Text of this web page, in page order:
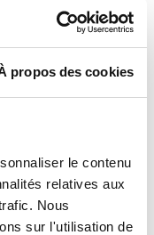
propos des cookies
le contenu
relatives aux
Nous
sur l'utilisation de
et à l'abri
de vie.
oiseaux